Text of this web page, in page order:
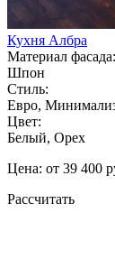
Кухня Албра
Материал фасада:
Шпон
Стиль:
Евро,
Цвет:
Белый, Орех
Цена: от 39 400
Рассчитать